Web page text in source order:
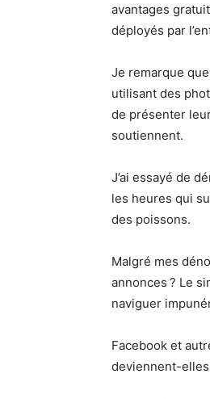
avantages
déployés par
Je remarque
utilisant des
de présenter
soutiennent.
J’ai essayé de
les heures qui
des poissons.
Malgré mes
annonces ? Le
naviguer
Facebook et
deviennent-